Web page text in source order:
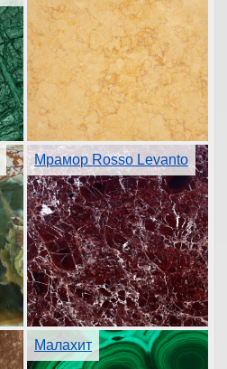
Мрамор Rosso Levanto
Малахит